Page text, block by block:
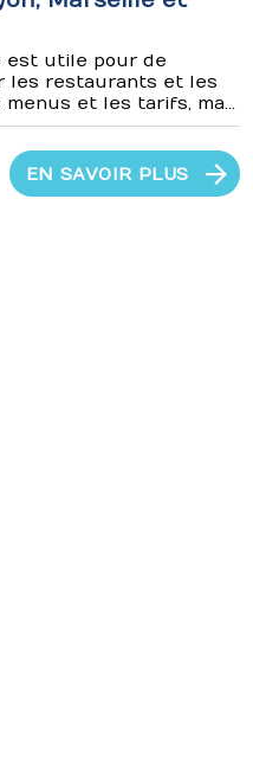
est utile pour de
les restaurants et les
et les tarifs, ma...
EN SAVOIR PLUS